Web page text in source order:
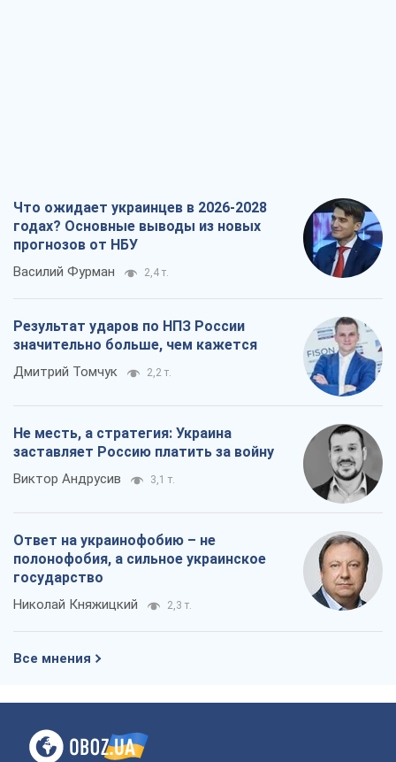
Что ожидает украинцев в 2026-2028
годах? Основные выводы из новых
прогнозов от НБУ
Василий Фурман 2,4 т.
Результат ударов по НПЗ России
значительно больше, чем кажется
Дмитрий Томчук 2,2 т.
Не месть, а стратегия: Украина
заставляет Россию платить за войну
Виктор Андрусив 3,1 т.
Ответ на украинофобию – не
полонофобия, а сильное украинское
государство
Николай Княжицкий 2,3 т.
Все мнения